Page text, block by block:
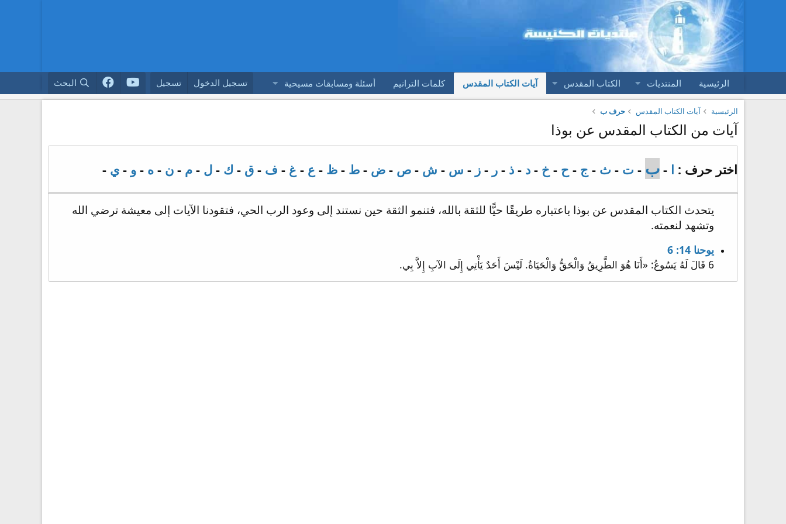
الرئيسية المنتديات الكتاب المقدس آيات الكتاب المقدس كلمات الترانيم أسئلة ومسابقات مسيحية تسجيل الدخول تسجيل البحث
الرئيسية آيات الكتاب المقدس حرف ب
آيات من الكتاب المقدس عن بوذا
اختر حرف : ا - ب - ت - ث - ج - ح - خ - د - ذ - ر - ز - س - ش - ص - ض - ط - ظ - ع - غ - ف - ق - ك - ل - م - ن - ه - و - ي -
يتحدث الكتاب المقدس عن بوذا باعتباره طريقًا حيًّا للثقة بالله، فتنمو الثقة حين نستند إلى وعود الرب الحي، فتقودنا الآيات إلى معيشة ترضي الله
وتشهد لنعمته.
يوحنا 14: 6
6 قَالَ لَهُ يَسُوعُ: «أَنَا هُوَ الطَّرِيقُ وَالْحَقُّ وَالْحَيَاةُ. لَيْسَ أَحَدٌ يَأْتِي إِلَى الآبِ إِلاَّ بِي.